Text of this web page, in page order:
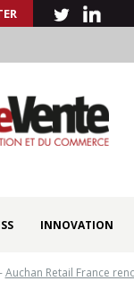
INNOVATION
-Auchan Retail France